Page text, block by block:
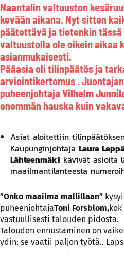
Naantalin valtuuston
kevään aikana. Nyt sitten
päätettävä ja tietenkin tässä
valtuustolla ole oikein aikaa
asianmukaisesti.
Pääasia oli tilinpäätös ja
arviointikertomus .
puheenjohtaja Vilhelm
enemmän hauska kuin
Asiat aloitettiin
Kaupunginjohtaja Laura
Lähteenmäki kävivät asioita
maailmantilanteesta
”Onko maailma mallillaan”
puheenjohtajaToni Forsblom,
vastuullisesti talouden pidosta.
Talouden ennustaminen on
ydin; se vaatii paljon työtä..